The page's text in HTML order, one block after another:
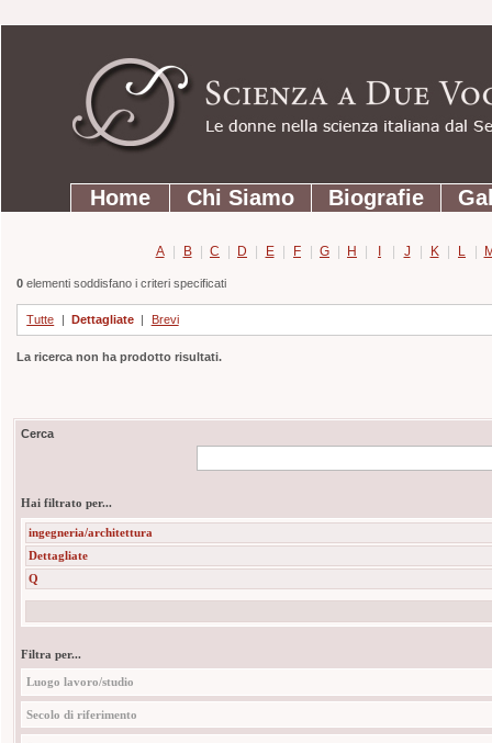
contenuti.
Strumenti
personali
SezioniHome Chi Siamo Biografie
A | B | C | D | E | F | G | H | I | J | K | L |
0elementi soddisfano i criteri specificati
Tutte | Dettagliate | Brevi
La ricerca non ha prodotto risultati.
Cerca
Hai filtrato per...
ingegneria/architettura
Dettagliate
Q
Filtra per...
Luogo lavoro/studio
Secolo di riferimento